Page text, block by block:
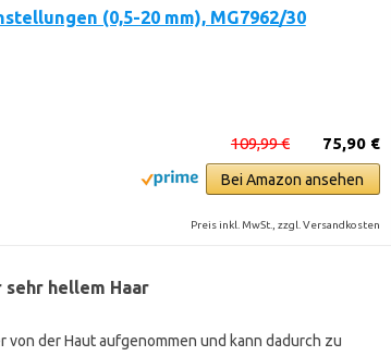
(0,5-20 mm), MG7962/30
75,90 €
109,99 €
Bei Amazon ansehen
Preis inkl. MwSt., zzgl. Versandkosten
hellem Haar
von der Haut aufgenommen und kann dadurch zu